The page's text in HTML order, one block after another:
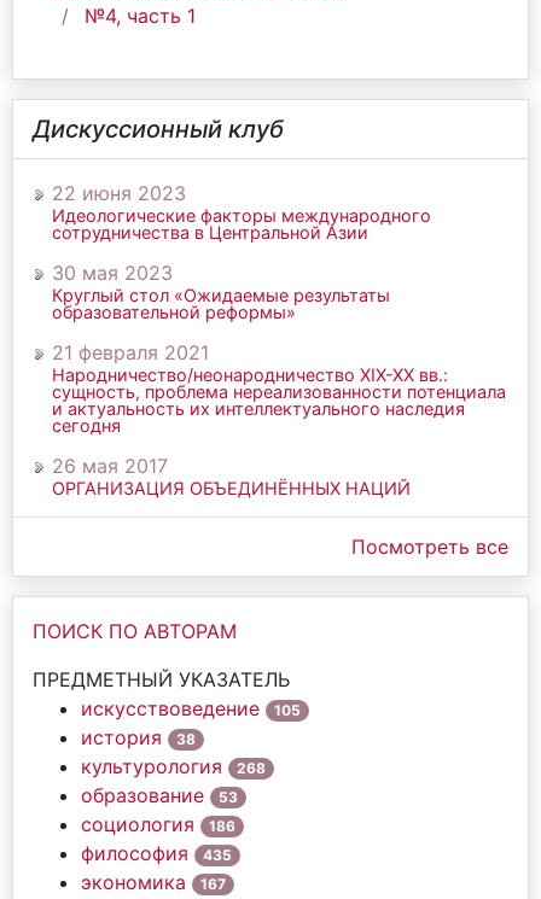
№4, часть 1
Дискуссионный клуб
22 июня 2023
Идеологические факторы международного
сотрудничества в Центральной Азии
30 мая 2023
Круглый стол «Ожидаемые результаты
образовательной реформы»
21 февраля 2021
Народничество/неонародничество ХIХ-ХХ вв.:
сущность, проблема нереализованности потенциала
и актуальность их интеллектуального наследия
сегодня
26 мая 2017
ОРГАНИЗАЦИЯ ОБЪЕДИНЁННЫХ НАЦИЙ
Посмотреть все
ПОИСК ПО АВТОРАМ
ПРЕДМЕТНЫЙ УКАЗАТЕЛЬ
искусствоведение
105
история 38
культурология 268
образование 53
социология 186
философия 435
экономика 167